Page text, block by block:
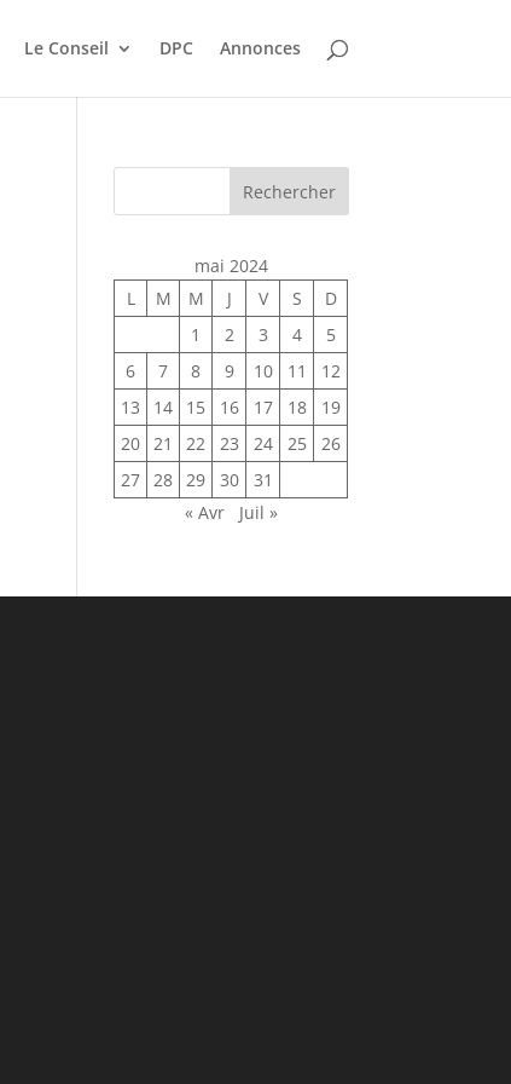
Le Conseil DPC Annonces
Rechercher
mai 2024
L
M M J V S
D
1
2 3 4
5
6
7 8 9 10 11
12
13
14 15 16 17 18
19
20 21 22 23 24 25
26
27 28 29 30
31
« Avr
Juil »